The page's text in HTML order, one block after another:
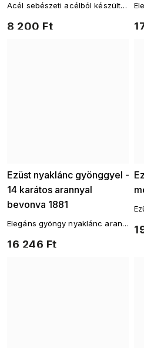
8 200 Ft
Acél sebészeti acélból készült
Ezüst nyaklánc gyönggyel -
14 karátos arannyal
bevonva 1881
16 246 Ft
Elegáns gyöngy nyaklánc arany